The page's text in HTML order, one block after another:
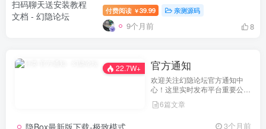
付费阅读 ￥39.99 亲测源码
9个月前 8
22.7W+ 官方通知
欢迎关注幻隐论坛官方通知中
心！这里实时发布平台重要公
提醒及用户权益说明，确保每位
6篇文章
隐Box最新版下载-极致模式 3个月前